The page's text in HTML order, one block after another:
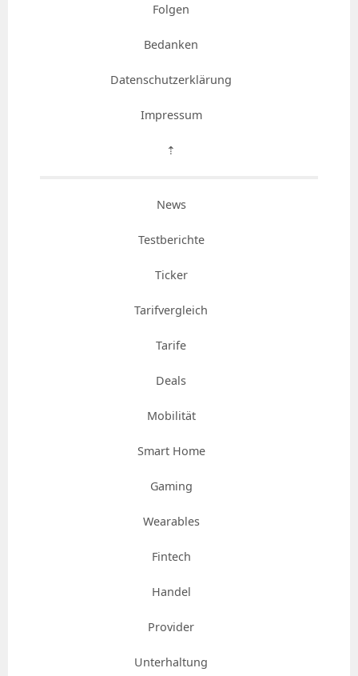
Folgen
Bedanken
Datenschutzerklärung
Impressum
⇡
News
Testberichte
Ticker
Tarifvergleich
Tarife
Deals
Mobilität
Smart Home
Gaming
Wearables
Fintech
Handel
Provider
Unterhaltung